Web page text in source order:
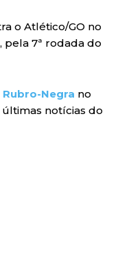
o Atlético/GO no
pela 7ª rodada do
Rubro-Negra no
notícias do